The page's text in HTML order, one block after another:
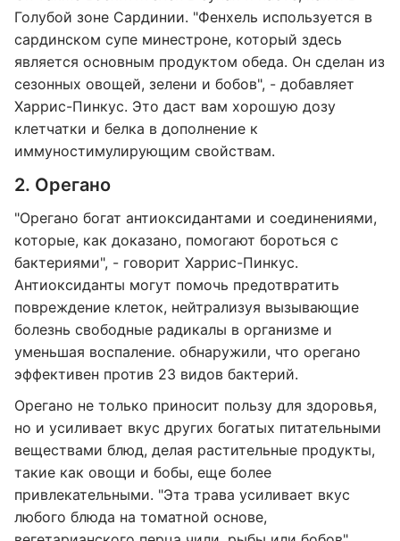
Голубой зоне Сардинии. "Фенхель используется в
сардинском супе минестроне, который здесь
является основным продуктом обеда. Он сделан из
сезонных овощей, зелени и бобов", - добавляет
Харрис-Пинкус. Это даст вам хорошую дозу
клетчатки и белка в дополнение к
иммуностимулирующим свойствам.
2. Орегано
"Орегано богат антиоксидантами и соединениями,
которые, как доказано, помогают бороться с
бактериями", - говорит Харрис-Пинкус.
Антиоксиданты могут помочь предотвратить
повреждение клеток, нейтрализуя вызывающие
болезнь свободные радикалы в организме и
уменьшая воспаление. обнаружили, что орегано
эффективен против 23 видов бактерий.
Орегано не только приносит пользу для здоровья,
но и усиливает вкус других богатых питательными
веществами блюд, делая растительные продукты,
такие как овощи и бобы, еще более
привлекательными. "Эта трава усиливает вкус
любого блюда на томатной основе,